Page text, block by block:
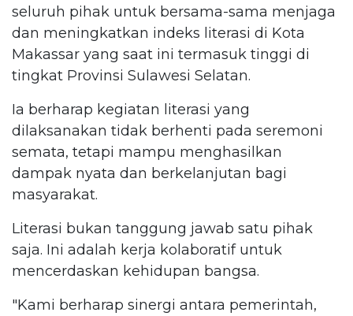
seluruh pihak untuk bersama-sama menjaga
dan meningkatkan indeks literasi di Kota
Makassar yang saat ini termasuk tinggi di
tingkat Provinsi Sulawesi Selatan.
Ia berharap kegiatan literasi yang
dilaksanakan tidak berhenti pada seremoni
semata, tetapi mampu menghasilkan
dampak nyata dan berkelanjutan bagi
masyarakat.
Literasi bukan tanggung jawab satu pihak
saja. Ini adalah kerja kolaboratif untuk
mencerdaskan kehidupan bangsa.
"Kami berharap sinergi antara pemerintah,